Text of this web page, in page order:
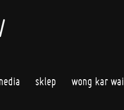
sklep wong kar wai